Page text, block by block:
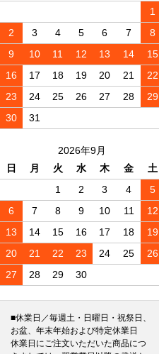
1
2
3 4 5 6 7
8
9
10 11 12 13 14
15
16
17 18 19 20 21
22
23
24 25 26 27 28
29
30
31
2026年9月
日
月 火 水 木 金
土
1
2 3 4
5
6
7 8 9 10 11
12
13
14 15 16 17 18
19
20
21 22 23 24 25
26
27
28 29 30
■休業日／毎週土・日曜日・祝祭日、
お盆、年末年始および特定休業日
休業日にご注文いただいた商品につ